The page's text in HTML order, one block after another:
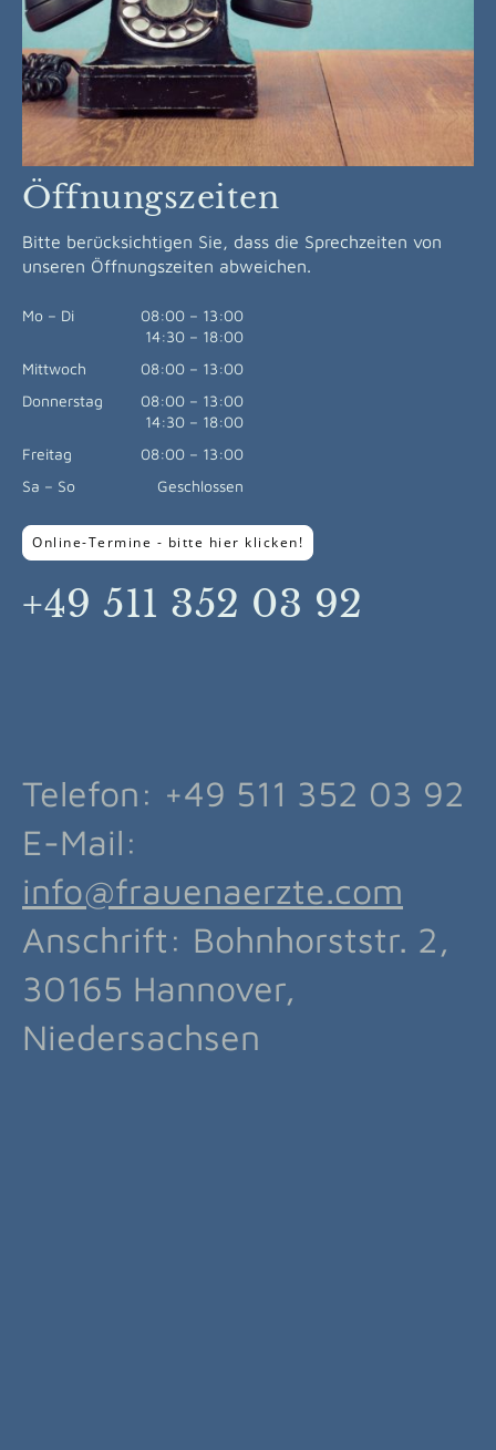
Öffnungszeiten
Bitte berücksichtigen Sie, dass die Sprechzeiten von
unseren Öffnungszeiten abweichen.
Mo – Di 08:00 – 13:00
14:30 – 18:00
Mittwoch
08:00 – 13:00
Donnerstag
08:00 – 13:00
14:30 – 18:00
Freitag
08:00 – 13:00
Sa – So Geschlossen
Online-Termine - bitte hier klicken!
+49 511 352 03 92
Telefon: +49 511 352 03 92
E-Mail:
info@frauenaerzte.com
Anschrift: Bohnhorststr. 2,
30165 Hannover,
Niedersachsen